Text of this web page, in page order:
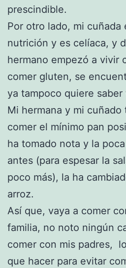
prescindible.
Por otro lado, mi cuñada
nutrición y es celíaca, y
hermano empezó a vivir
comer gluten, se
ya tampoco quiere
Mi hermana y mi
comer el mínimo pan
ha tomado nota y la
antes (para espesar la
poco más), la ha
arroz.
Así que, vaya a comer
familia, no noto ningún
comer con mis padres,
que hacer para evitar